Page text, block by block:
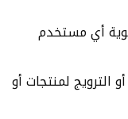
أي مستخدم
الترويج لمنتجات أو